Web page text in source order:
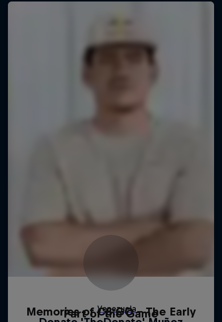
Memories of CS:GO – The Early
Part of the Game